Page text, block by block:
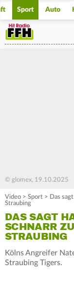
Sport Auto
© glomex, 19.10.2025
Video > Sport > Das
Straubing
DAS SAGT
SCHNARR
STRAUBING
Kölns Angreifer
Straubing Tigers.